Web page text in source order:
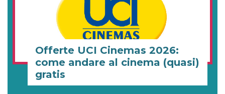
Offerte UCI Cinemas 2026:
come andare al cinema (quasi)
gratis